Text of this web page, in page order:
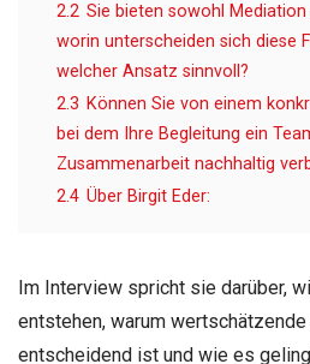
2.2 Sie bieten sowohl
worin unterscheiden sich diese
welcher Ansatz sinnvoll?
2.3 Können Sie von einem
bei dem Ihre Begleitung ein
Zusammenarbeit nachhaltig
2.4 Über Birgit Eder:
Im Interview spricht sie darüber,
entstehen, warum
entscheidend ist und wie es